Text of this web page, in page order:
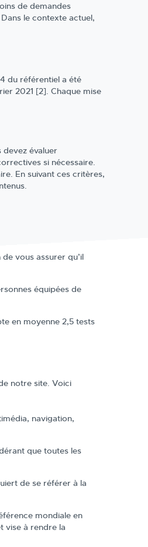
de demandes
le contexte actuel,
du référentiel a été
2021 [2]. Chaque mise
devez évaluer
si nécessaire.
En suivant ces critères,
vous assurer qu’il
équipées de
en moyenne 2,5 tests
notre site. Voici
navigation,
que toutes les
de se référer à la
mondiale en
vise à rendre la